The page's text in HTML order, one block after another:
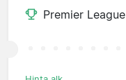
Premier League